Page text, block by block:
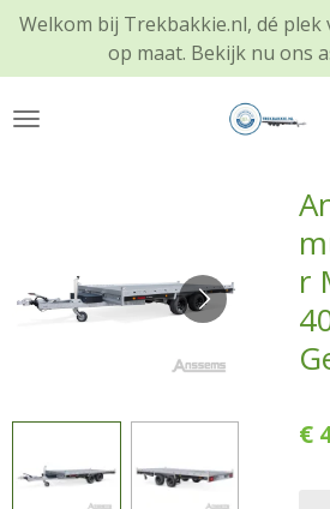
Ga
naar
de
Welkom bij Trekbakkie.nl, dé
op maat. Bekijk nu ons
r
€